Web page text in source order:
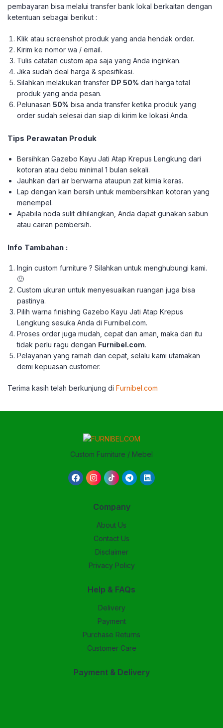
pembayaran bisa melalui transfer bank lokal berkaitan dengan
ketentuan sebagai berikut :
Klik atau screenshot produk yang anda hendak order.
Kirim ke nomor wa / email.
Tulis catatan custom apa saja yang Anda inginkan.
Jika sudah deal harga & spesifikasi.
Silahkan melakukan transfer DP 50% dari harga total
produk yang anda pesan.
Pelunasan50% bisa anda transfer ketika produk yang
order sudah selesai dan siap di kirim ke lokasi Anda.
Tips Perawatan Produk
Bersihkan Gazebo Kayu Jati Atap Krepus Lengkung dari
kotoran atau debu minimal 1 bulan sekali.
Jauhkan dari air berwarna ataupun zat kimia keras.
Lap dengan kain bersih untuk membersihkan kotoran yang
menempel.
Apabila noda sulit dihilangkan, Anda dapat gunakan sabun
atau cairan pembersih.
Info Tambahan :
Ingin custom furniture ? Silahkan untuk menghubungi kami.
🙂
Custom ukuran untuk menyesuaikan ruangan juga bisa
pastinya.
Pilih warna finishing Gazebo Kayu Jati Atap Krepus
Lengkung sesuka Anda di Furnibel.com.
Proses order juga mudah, cepat dan aman, maka dari itu
tidak perlu ragu dengan Furnibel.com.
Pelayanan yang ramah dan cepat, selalu kami utamakan
demi kepuasan customer.
Terima kasih telah berkunjung di Furnibel.com
Custom Furniture / Mebel
Company
About Us
Contact Us
Disclaimer
Privacy Policy
Help & FAQs
Delivery
Payment
Purchase Returns
Customer Care
Payment & Delivery